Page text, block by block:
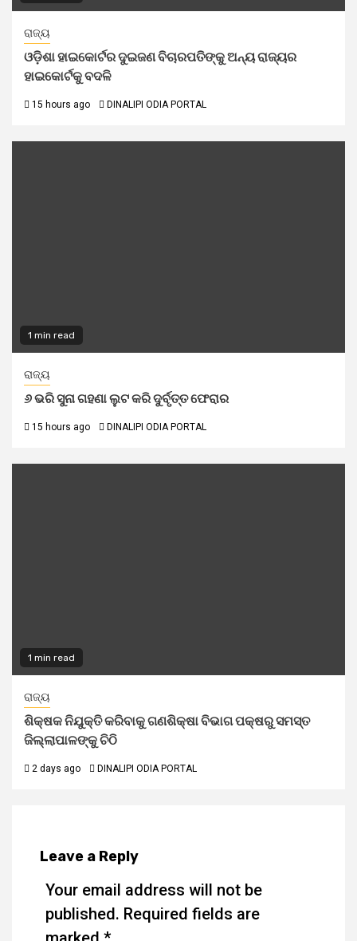
ରାଜ୍ୟ
ଓଡ଼ିଶା ହାଇକୋର୍ଟର ଦୁଇଜଣ ବିଚାରପତିଙ୍କୁ ଅନ୍ୟ ରାଜ୍ୟର
ହାଇକୋର୍ଟକୁ ବଦଳି
15 hours ago DINALIPI ODIA PORTAL
1 min read
ରାଜ୍ୟ
୬ ଭରି ସୁନା ଗହଣା ଲୁଟ କରି ଦୁର୍ବୃତ୍ତ ଫେରାର
15 hours ago DINALIPI ODIA PORTAL
1 min read
ରାଜ୍ୟ
ଶିକ୍ଷକ ନିଯୁକ୍ତି କରିବାକୁ ଗଣଶିକ୍ଷା ବିଭାଗ ପକ୍ଷରୁ ସମସ୍ତ
ଜିଲ୍ଲାପାଳଙ୍କୁ ଚିଠି
2 days ago DINALIPI ODIA PORTAL
Leave a Reply
Your email address will not be
published. Required fields are